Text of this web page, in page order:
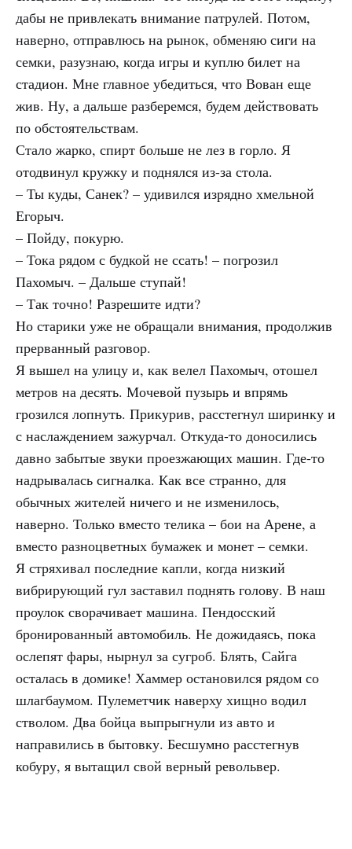
дабы не привлекать внимание патрулей. Потом,
наверно, отправлюсь на рынок, обменяю сиги на
семки, разузнаю, когда игры и куплю билет на
стадион. Мне главное убедиться, что Вован еще
жив. Ну, а дальше разберемся, будем действовать
по обстоятельствам.
Стало жарко, спирт больше не лез в горло. Я
отодвинул кружку и поднялся из-за стола.
– Ты куды, Санек? – удивился изрядно хмельной
Егорыч.
– Пойду, покурю.
– Тока рядом с будкой не ссать! – погрозил
Пахомыч. – Дальше ступай!
– Так точно! Разрешите идти?
Но старики уже не обращали внимания, продолжив
прерванный разговор.
Я вышел на улицу и, как велел Пахомыч, отошел
метров на десять. Мочевой пузырь и впрямь
грозился лопнуть. Прикурив, расстегнул ширинку и
с наслаждением зажурчал. Откуда-то доносились
давно забытые звуки проезжающих машин. Где-то
надрывалась сигналка. Как все странно, для
обычных жителей ничего и не изменилось,
наверно. Только вместо телика – бои на Арене, а
вместо разноцветных бумажек и монет – семки.
Я стряхивал последние капли, когда низкий
вибрирующий гул заставил поднять голову. В наш
проулок сворачивает машина. Пендосский
бронированный автомобиль. Не дожидаясь, пока
ослепят фары, нырнул за сугроб. Блять, Сайга
осталась в домике! Хаммер остановился рядом со
шлагбаумом. Пулеметчик наверху хищно водил
стволом. Два бойца выпрыгнули из авто и
направились в бытовку. Бесшумно расстегнув
кобуру, я вытащил свой верный револьвер.